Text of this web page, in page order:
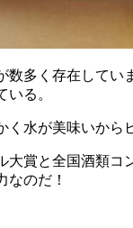
数多く存在してい
いる。
く水が美味いから
大賞と全国酒類コ
なのだ！